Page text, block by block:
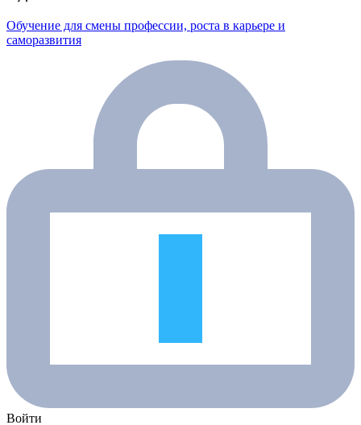
Обучение для смены профессии, роста в карьере и
саморазвития
Войти